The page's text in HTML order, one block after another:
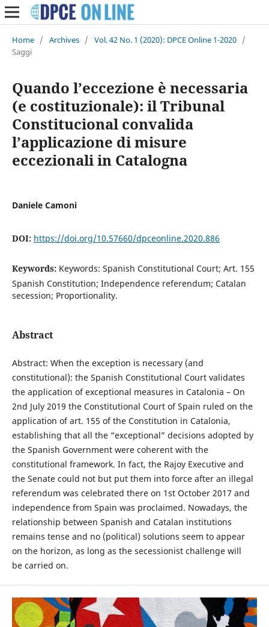
Home / Archives / Vol. 42 No. 1 (2020): DPCE Online 1-2020 /
Saggi
Quando l’eccezione è necessaria
(e costituzionale): il Tribunal
Constitucional convalida
l’applicazione di misure
eccezionali in Catalogna
Daniele Camoni
DOI: https://doi.org/10.57660/dpceonline.2020.886
Keywords: Keywords: Spanish Constitutional Court; Art. 155
Spanish Constitution; Independence referendum; Catalan
secession; Proportionality.
Abstract
Abstract: When the exception is necessary (and
constitutional): the Spanish Constitutional Court validates
the application of exceptional measures in Catalonia – On
2nd July 2019 the Constitutional Court of Spain ruled on the
application of art. 155 of the Constitution in Catalonia,
establishing that all the “exceptional” decisions adopted by
the Spanish Government were coherent with the
constitutional framework. In fact, the Rajoy Executive and
the Senate could not but put them into force after an illegal
referendum was celebrated there on 1st October 2017 and
independence from Spain was proclaimed. Nowadays, the
relationship between Spanish and Catalan institutions
remains tense and no (political) solutions seem to appear
on the horizon, as long as the secessionist challenge will
be carried on.